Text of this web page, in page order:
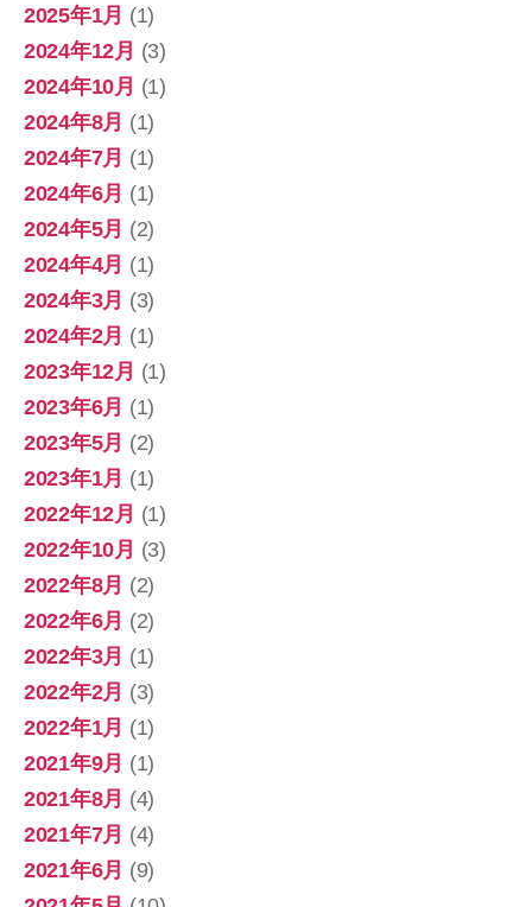
2025年1月 (1)
2024年12月 (3)
2024年10月 (1)
2024年8月 (1)
2024年7月 (1)
2024年6月 (1)
2024年5月 (2)
2024年4月 (1)
2024年3月 (3)
2024年2月 (1)
2023年12月 (1)
2023年6月 (1)
2023年5月 (2)
2023年1月 (1)
2022年12月 (1)
2022年10月 (3)
2022年8月 (2)
2022年6月 (2)
2022年3月 (1)
2022年2月 (3)
2022年1月 (1)
2021年9月 (1)
2021年8月 (4)
2021年7月 (4)
2021年6月 (9)